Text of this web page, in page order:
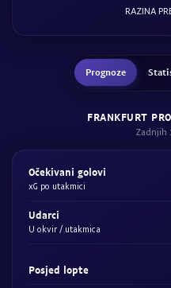
RAZINA
Prognoze
FRANKFURT
Zadnjih
Očekivani golovi
xG po utakmici
Udarci
U okvir / utakmica
Posjed lopte